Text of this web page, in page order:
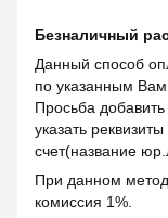
Безналичный
Данный способ
по указанным
Просьба
указать
счет(название
При данном
комиссия 1%.